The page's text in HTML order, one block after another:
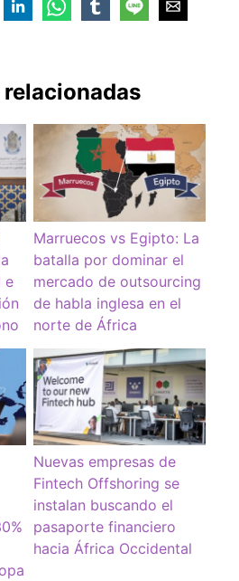
e
Marruecos vs Egipto: La
batalla por dominar el
mercado de outsourcing
de habla inglesa en el
norte de África
Nuevas empresas de
Fintech Offshoring se
instalan buscando el
pasaporte financiero
hacia África Occidental